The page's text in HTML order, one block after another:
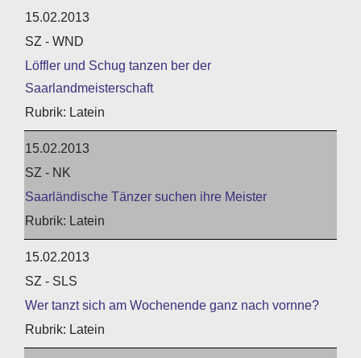
15.02.2013
SZ - WND
Löffler und Schug tanzen ber der
Saarlandmeisterschaft
Latein
15.02.2013
SZ - NK
Saarländische Tänzer suchen ihre Meister
Latein
15.02.2013
SZ - SLS
Wer tanzt sich am Wochenende ganz nach vornne?
Latein